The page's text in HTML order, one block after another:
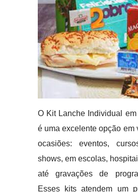
O Kit Lanche Individual
é uma excelente opção em
ocasiões: eventos,
shows, em escolas,
até gravações de
Esses kits atendem um